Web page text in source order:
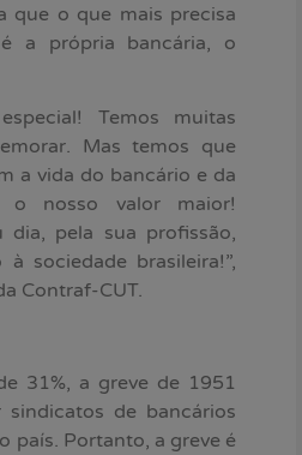
que o que mais precisa
a própria bancária, o
Temos muitas
Mas temos que
a vida do bancário e da
o nosso valor maior!
dia, pela sua profissão,
sociedade brasileira!”,
Contraf-CUT.
31%, a greve de 1951
de bancários
país. Portanto, a greve é